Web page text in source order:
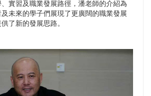
實習及職業發展路徑，潘老師的介紹為
未來的學子們展現了更廣闊的職業發展
了新的發展思路。